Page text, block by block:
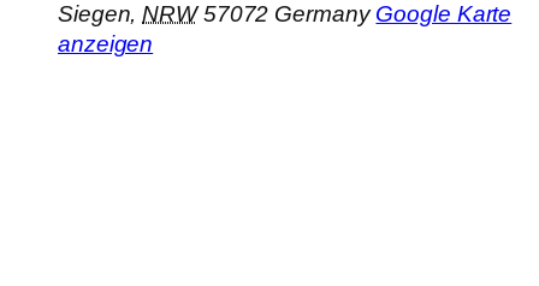
Siegen, NRW 57072 Germany Google Karte
anzeigen